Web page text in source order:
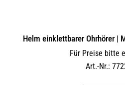
Helm einklettbarer Ohrhörer |
Für Preise bitte
Art.-Nr.: